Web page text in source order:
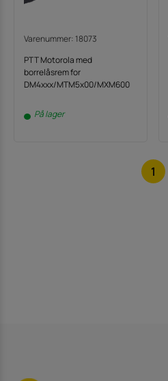
Varenummer: 18073
PTT Motorola med
borrelåsrem for
DM4xxx/MTM5x00/MXM600
På lager
1